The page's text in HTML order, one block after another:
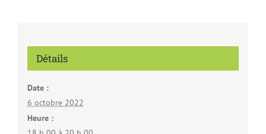
Détails
Date :
6 octobre 2022
Heure :